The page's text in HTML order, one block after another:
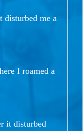
me a
I roamed a
it disturbed